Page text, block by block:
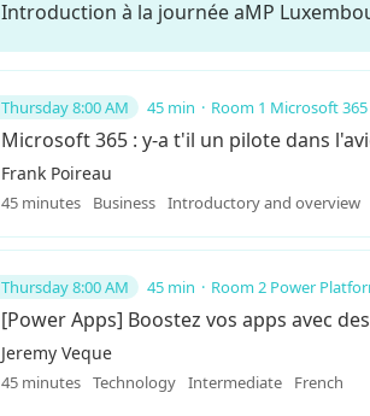
Introduction à la journée aMP
Thursday 8:00 AM 45 min Room 1 Microsoft
Microsoft 365 : y-a t'il un pilote dans
Frank Poireau
45 minutes Business Introductory and overview
Thursday 8:00 AM 45 min Room 2 Power
[Power Apps] Boostez vos apps avec
Jeremy Veque
45 minutes Technology Intermediate French